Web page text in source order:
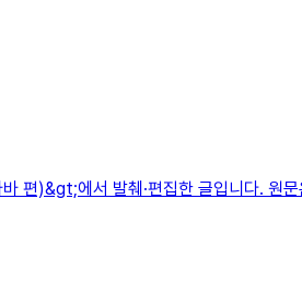
편)&gt;에서 발췌·편집한 글입니다. 원